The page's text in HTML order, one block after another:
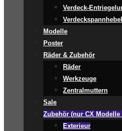
Verdeck-
Verdeckspannhebel
Modelle
Poster
Räder & Zubehör
Räder
Werkzeuge
Zentralmuttern
Sale
Zubehör (nur CX
Exterieur